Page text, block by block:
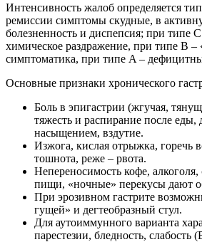
Интенсивность жалоб определяется
ремиссии симптомы скудные, в
болезненность и диспепсия; при типе
химическое раздражение, при типе B –
симптоматика, при типе A –
Основные признаки хронического
Боль в эпигастрии (жгучая,
тяжесть и распирание после
насыщением, вздутие.
Изжога, кислая отрыжка, горечь
тошнота, реже – рвота.
Непереносимость кофе,
пищи, «ночные» перекусы дают
При эрозивном гастрите
гущей» и дегтеобразный стул.
Для аутоиммунного варианта
парестезии, бледность, слабость